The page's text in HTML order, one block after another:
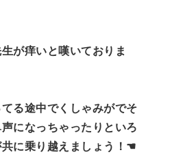
が痒いと嘆いておりま
る途中でくしゃみがでそ
になっちゃったりといろ
に乗り越えましょう！☚